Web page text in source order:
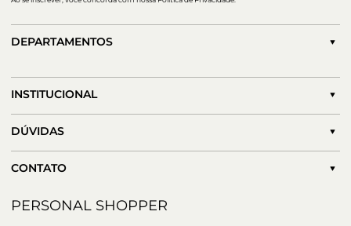
DEPARTAMENTOS
INSTITUCIONAL
DÚVIDAS
CONTATO
PERSONAL SHOPPER